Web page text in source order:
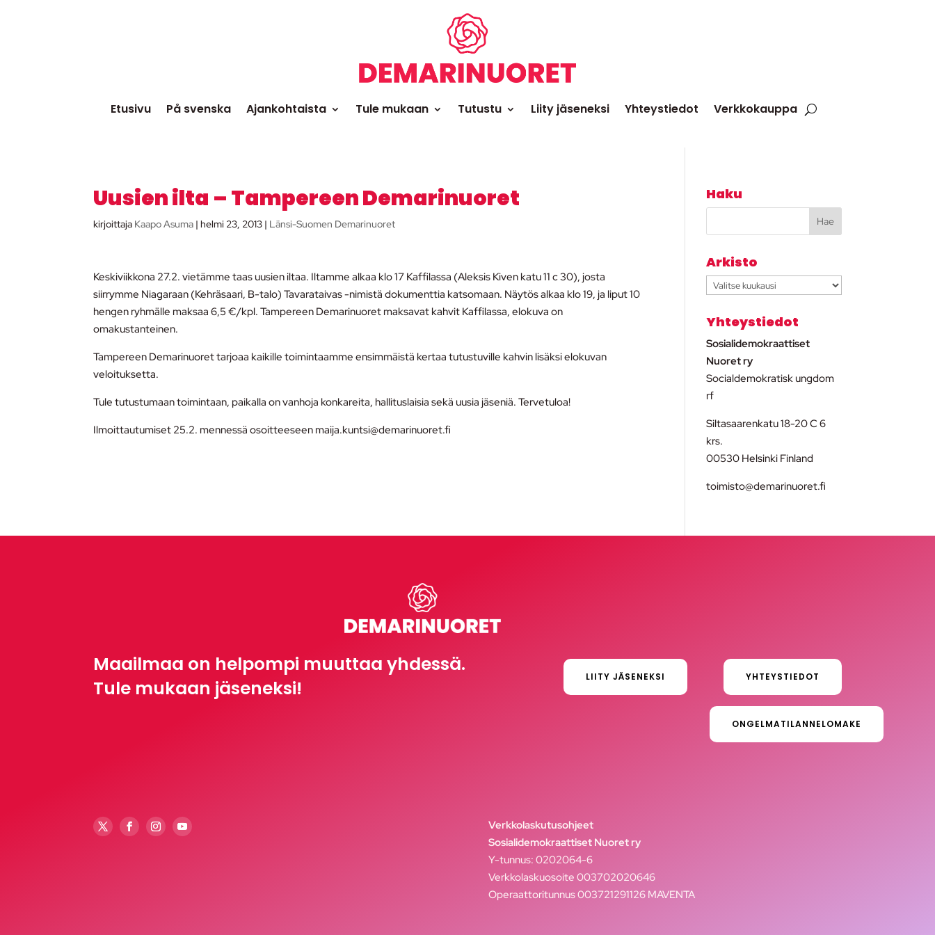
Etusivu På svenska Ajankohtaista Tule mukaan Tutustu Liity jäseneksi Yhteystiedot Verkkokauppa
Uusien ilta – Tampereen Demarinuoret
kirjoittaja Kaapo Asuma |helmi 23, 2013 | Länsi-Suomen Demarinuoret
Keskiviikkona 27.2. vietämme taas uusien iltaa. Iltamme alkaa klo 17 Kaffilassa (Aleksis Kiven katu 11 c 30), josta
siirrymme Niagaraan (Kehräsaari, B-talo) Tavarataivas -nimistä dokumenttia katsomaan. Näytös alkaa klo 19, ja liput 10
hengen ryhmälle maksaa 6,5 €/kpl. Tampereen Demarinuoret maksavat kahvit Kaffilassa, elokuva on
omakustanteinen.
Tampereen Demarinuoret tarjoaa kaikille toimintaamme ensimmäistä kertaa tutustuville kahvin lisäksi elokuvan
veloituksetta.
Tule tutustumaan toimintaan, paikalla on vanhoja konkareita, hallituslaisia sekä uusia jäseniä. Tervetuloa!
Ilmoittautumiset 25.2. mennessä osoitteeseen maija.kuntsi@demarinuoret.fi
Haku
Arkisto
Arkisto
Yhteystiedot
Sosialidemokraattiset
Nuoret ry
Socialdemokratisk ungdom
rf
Siltasaarenkatu 18-20 C 6
krs.
00530 Helsinki Finland
toimisto@demarinuoret.fi
Maailmaa on helpompi muuttaa yhdessä.
Tule mukaan jäseneksi!
LIITY JÄSENEKSI YHTEYSTIEDOT
ONGELMATILANNELOMAKE
Verkkolaskutusohjeet
Sosialidemokraattiset Nuoret ry
Y-tunnus: 0202064-6
Verkkolaskuosoite 003702020646
Operaattoritunnus 003721291126 MAVENTA